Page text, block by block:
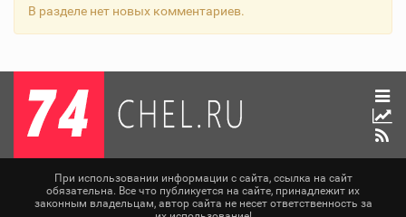
В разделе нет новых комментариев.
При использовании информации с сайта, ссылка на сайт
обязательна. Все что публикуется на сайте, принадлежит их
законным владельцам, автор сайта не несет ответственность за